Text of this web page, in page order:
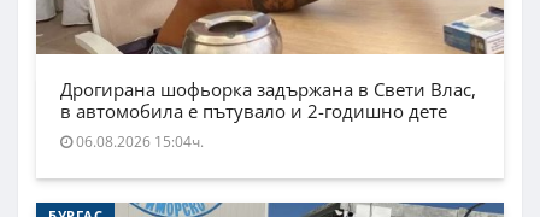
Дрогирана шофьорка задържана в Свети Влас,
в автомобила е пътувало и 2-годишно дете
06.08.2026 15:04ч.